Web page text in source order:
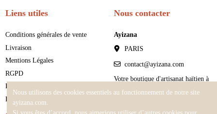
Liens utiles
Conditions générales de vente
Livraison
Mentions Légales
RGPD
Retours et Remboursements
FAQ - Artisanat haïtien
Nous contacter
Ayizana
PARIS
contact@ayizana.com
Votre boutique d'artisanat haïtien à
Paris
Nous utilisons des cookies essentiels au fonctionnement de notre site
ayizana.com.